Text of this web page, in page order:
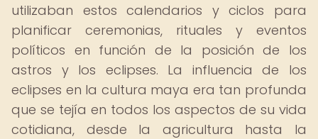
utilizaban estos calendarios y ciclos para
planificar ceremonias, rituales y eventos
políticos en función de la posición de los
astros y los eclipses. La influencia de los
eclipses en la cultura maya era tan profunda
que se tejía en todos los aspectos de su vida
cotidiana, desde la agricultura hasta la